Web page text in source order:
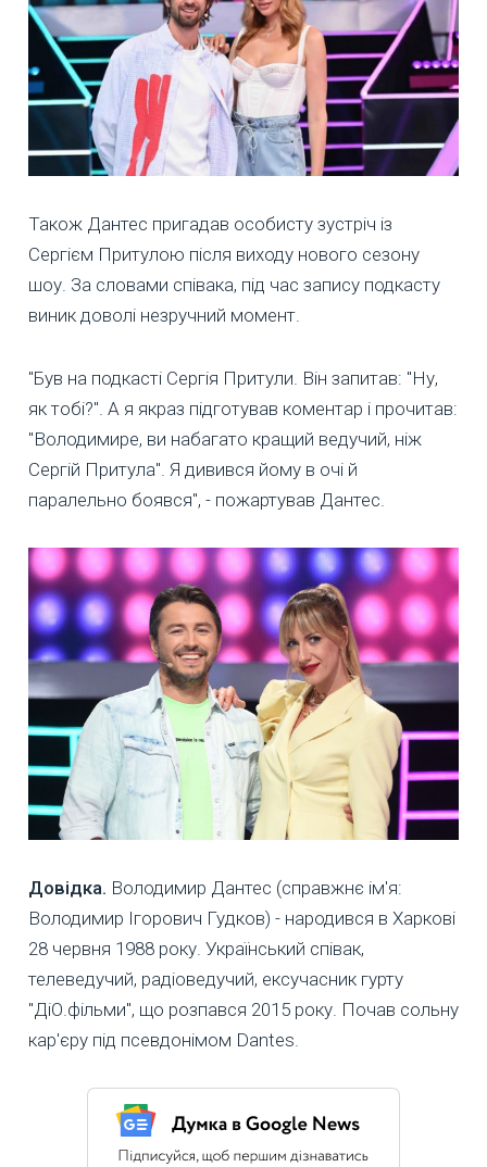
Також Дантес пригадав особисту зустріч із
Сергієм Притулою після виходу нового сезону
шоу. За словами співака, під час запису подкасту
виник доволі незручний момент.
"Був на подкасті Сергія Притули. Він запитав: "Ну,
як тобі?". А я якраз підготував коментар і прочитав:
"Володимире, ви набагато кращий ведучий, ніж
Сергій Притула". Я дивився йому в очі й
паралельно боявся", - пожартував Дантес.
Довідка. Володимир Дантес (справжнє ім'я:
Володимир Ігорович Гудков) - народився в Харкові
28 червня 1988 року. Український співак,
телеведучий, радіоведучий, ексучасник гурту
"ДіО.фільми", що розпався 2015 року. Почав сольну
кар'єру під псевдонімом Dantes.